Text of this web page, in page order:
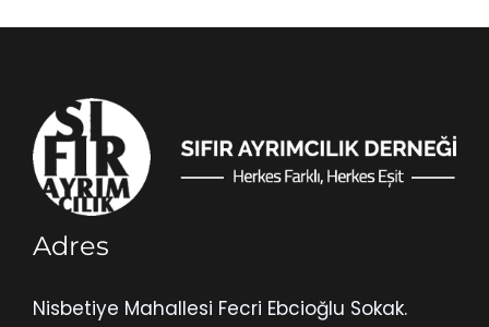
Adres
Nisbetiye Mahallesi Fecri Ebcioğlu Sokak.